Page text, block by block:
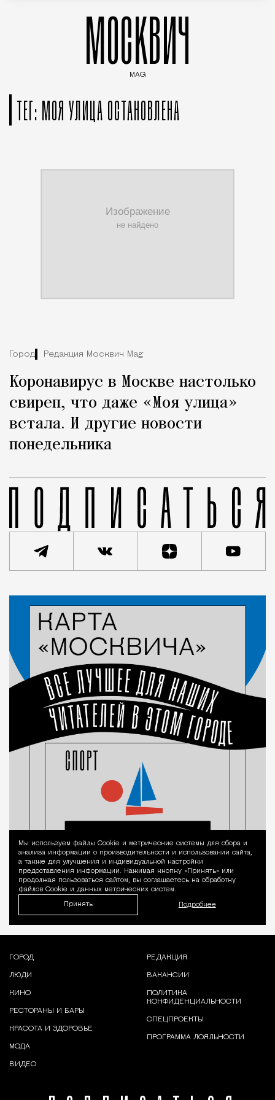
МОСКВИЧ
MAG
ТЕГ: МОЯ УЛИЦА ОСТАНОВЛЕНА
Город Редакция Москвич Mag
Коронавирус в Москве настолько
свиреп, что даже «Моя улица»
встала. И другие новости
понедельника
Уведомление
Мы используем файлы Сookie и метрические системы для сбора и
анализа информации о производительности и использовании сайта,
а также для улучшения и индивидуальной настройки
предоставления информации. Нажимая кнопку «Принять» или
продолжая пользоваться сайтом, вы соглашаетесь на обработку
файлов Cookie и данных метрических систем.
Принять Подробнее
ГОРОД
ЛЮДИ
КИНО
РЕСТОРАНЫ И БАРЫ
КРАСОТА И ЗДОРОВЬЕ
МОДА
ВИДЕО
РЕДАКЦИЯ
ВАКАНСИИ
ПОЛИТИКА
КОНФИДЕНЦИАЛЬНОСТИ
СПЕЦПРОЕКТЫ
ПРОГРАММА ЛОЯЛЬНОСТИ